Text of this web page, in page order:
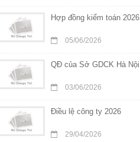
Hợp đồng kiểm toán 2026
05/06/2026
QĐ của Sở GDCK Hà Nội
03/06/2026
Điều lệ công ty 2026
29/04/2026